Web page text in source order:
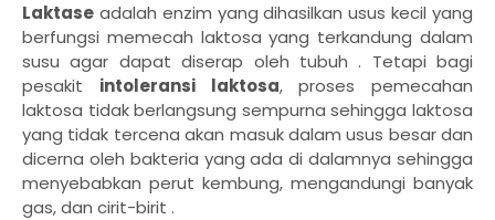
Laktase adalah enzim yang dihasilkan usus kecil yang
berfungsi memecah laktosa yang terkandung dalam
susu agar dapat diserap oleh tubuh . Tetapi bagi
pesakit intoleransi laktosa, proses pemecahan
laktosa tidak berlangsung sempurna sehingga laktosa
yang tidak tercena akan masuk dalam usus besar dan
dicerna oleh bakteria yang ada di dalamnya sehingga
menyebabkan perut kembung, mengandungi banyak
gas, dan cirit-birit .